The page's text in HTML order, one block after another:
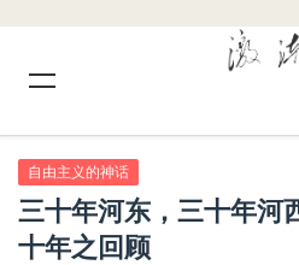
自由主义的神话
三十年河东，三十年
十年之回顾